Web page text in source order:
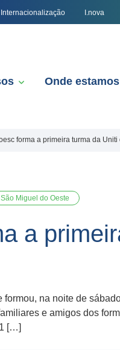
Internacionalização I.nova
Onde estamos
forma a primeira turma da
São Miguel do Oeste
a
na noite de
e amigos dos
[…]